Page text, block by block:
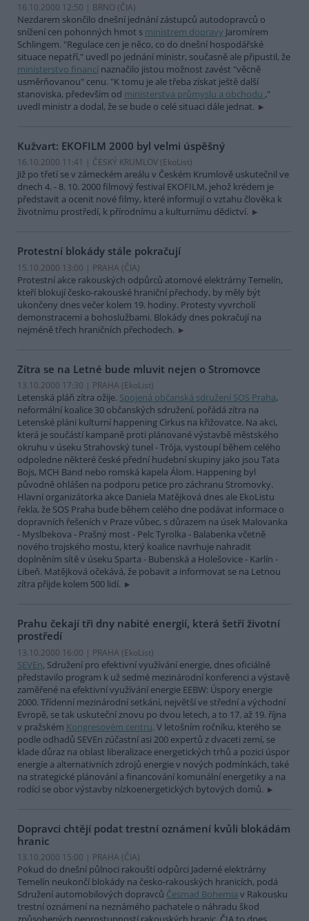
16.10.2000 12:50 | BRNO (ČIA)
Nezdarem skončilo dnešní jednání zástupců autodopravců o
snížení cen pohonných hmot s ministrem dopravy Jaromírem
Schlingem. "Regulace cen je něco, co do dnešní hospodářské
situace nepatří," uvedl po jednání ministr, současně ale připustil, že
ministerstvo financí naznačilo jistou možnost zavést "věcně
usměrňovanou" cenu. "K tomu je ale třeba získat ještě další
stanoviska, především od ministerstva průmyslu a obchodu ,"
uvedl ministr a dodal, že se bude o celé situaci dále jednat.
Kužvart: EKOFILM 2000 byl velmi úspěšný
16.10.2000 11:41 | ČESKÝ KRUMLOV (EkoList)
Již po třetí se v zámeckém areálu v Českém Krumlově uskutečnil ve
dnech 4. - 8. 10. 2000 filmový festival EKOFILM, jehož krédem je
představit a ocenit nové filmy, které informují o vztahu člověka k
životnímu prostředí, k přírodnímu a kulturnímu dědictví.
Protestní blokády stále pokračují
15.10.2000 13:00 | PRAHA (ČIA)
Protestní akce rakouských odpůrců atomové elektrárny Temelín,
kteří blokují česko-rakouské hraniční přechody, by měly být
ukončeny dnes večer kolem 19. hodiny. Protesty vyvrcholí
demonstracemi a bohoslužbami. Blokády dnes pokračují na
nejméně třech hraničních přechodech.
Zítra se na Letné bude mluvit nejen o Stromovce
13.10.2000 17:30 | PRAHA (EkoList)
Letenská pláň zítra ožije. Spojená občanská sdružení SOS Praha,
neformální koalice 30 občanských sdružení, pořádá zítra na
Letenské pláni kulturní happening Cirkus na křižovatce. Na akci,
která je součástí kampaně proti plánované výstavbě městského
okruhu v úseku Strahovský tunel - Trója, vystoupí během celého
odpoledne některé české přední hudební skupiny jako jsou Tata
Bojs, MCH Band nebo romská kapela Álom. Happening byl
původně ohlášen na podporu petice pro záchranu Stromovky.
Hlavní organizátorka akce Daniela Matějková dnes ale EkoListu
řekla, že SOS Praha bude během celého dne podávat informace o
dopravních řešeních v Praze vůbec, s důrazem na úsek Malovanka
- Myslbekova - Prašný most - Pelc Tyrolka - Balabenka včetně
nového trojského mostu, který koalice navrhuje nahradit
doplněním sítě v úseku Sparta - Bubenská a Holešovice - Karlín -
Libeň. Matějková očekává, že pobavit a informovat se na Letnou
zítra přijde kolem 500 lidí.
Prahu čekají tři dny nabité energií, která šetří životní
prostředí
13.10.2000 16:00 | PRAHA (EkoList)
SEVEn, Sdružení pro efektivní využívání energie, dnes oficiálně
představilo program k už sedmé mezinárodní konferenci a výstavě
zaměřené na efektivní využívání energie EEBW: Úspory energie
2000. Třídenní mezinárodní setkání, největší ve střední a východní
Evropě, se tak uskuteční znovu po dvou letech, a to 17. až 19. října
v pražském Kongresovém centru. V letošním ročníku, kterého se
podle odhadů SEVEn zúčastní asi 200 expertů z dvaceti zemí, se
klade důraz na oblast liberalizace energetických trhů a pozici úspor
energie a alternativních zdrojů energie v nových podmínkách, také
na strategické plánování a financování komunální energetiky a na
rodící se obor výstavby nízkoenergetických bytových domů.
Dopravci chtějí podat trestní oznámení kvůli blokádám
hranic
13.10.2000 15:00 | PRAHA (ČIA)
Pokud do dnešní půlnoci rakouští odpůrci Jaderné elektrárny
Temelín neukončí blokády na česko-rakouských hranicích, podá
Sdružení automobilových dopravců Česmad Bohemia v Rakousku
trestní oznámení na neznámého pachatele o náhradu škod